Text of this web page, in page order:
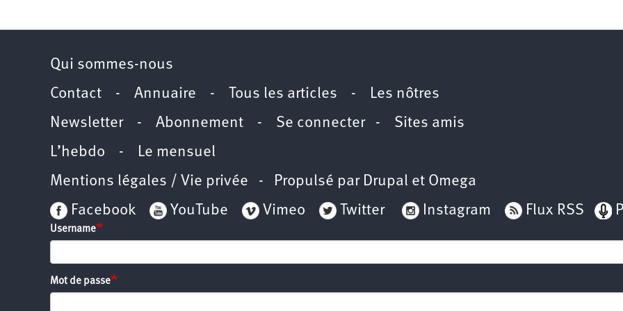
Qui sommes-nous
Contact - Annuaire - Tous les articles - Les nôtres
Newsletter- Abonnement - Se connecter- Sites amis
L’hebdo - Le mensuel
Mentions légales / Vie privée - Propulsé par Drupal et Omega
Facebook
YouTube Vimeo Twitter Instagram Flux RSS
Username
Mot de passe